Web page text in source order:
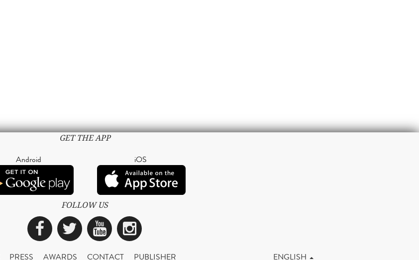
GET THE APP
Android iOS
FOLLOW US
Facebook
TwitterYouTubeInstagram
PRESS AWARDS CONTACT PUBLISHER ENGLISH